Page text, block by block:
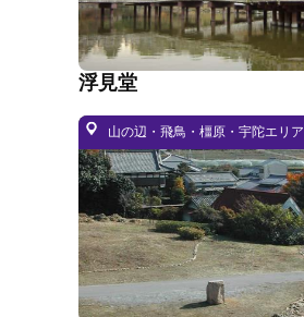
浮見堂
山の辺・飛鳥・橿原・宇陀エリア